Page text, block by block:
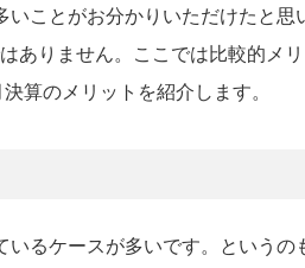
いことがお分かりいただけたと思
ありません。ここでは比較的メ
算のメリットを紹介します。
いるケースが多いです。というの